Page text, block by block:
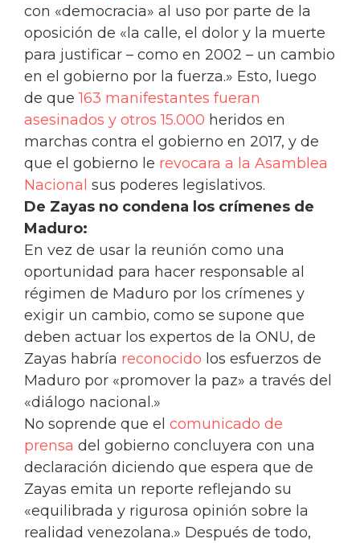
con «democracia» al uso por parte de la
oposición de «la calle, el dolor y la muerte
para justificar – como en 2002 – un cambio
en el gobierno por la fuerza.» Esto, luego
de que163 manifestantes fueran
asesinados y otros 15.000 heridos en
marchas contra el gobierno en 2017, y de
que el gobierno le revocara a la Asamblea
Nacional sus poderes legislativos.
De Zayas no condena los crímenes de
Maduro:
En vez de usar la reunión como una
oportunidad para hacer responsable al
régimen de Maduro por los crímenes y
exigir un cambio, como se supone que
deben actuar los expertos de la ONU, de
Zayas habría reconocido los esfuerzos de
Maduro por «promover la paz» a través del
«diálogo nacional.»
No soprende que el comunicado de
prensa del gobierno concluyera con una
declaración diciendo que espera que de
Zayas emita un reporte reflejando su
«equilibrada y rigurosa opinión sobre la
realidad venezolana.» Después de todo,